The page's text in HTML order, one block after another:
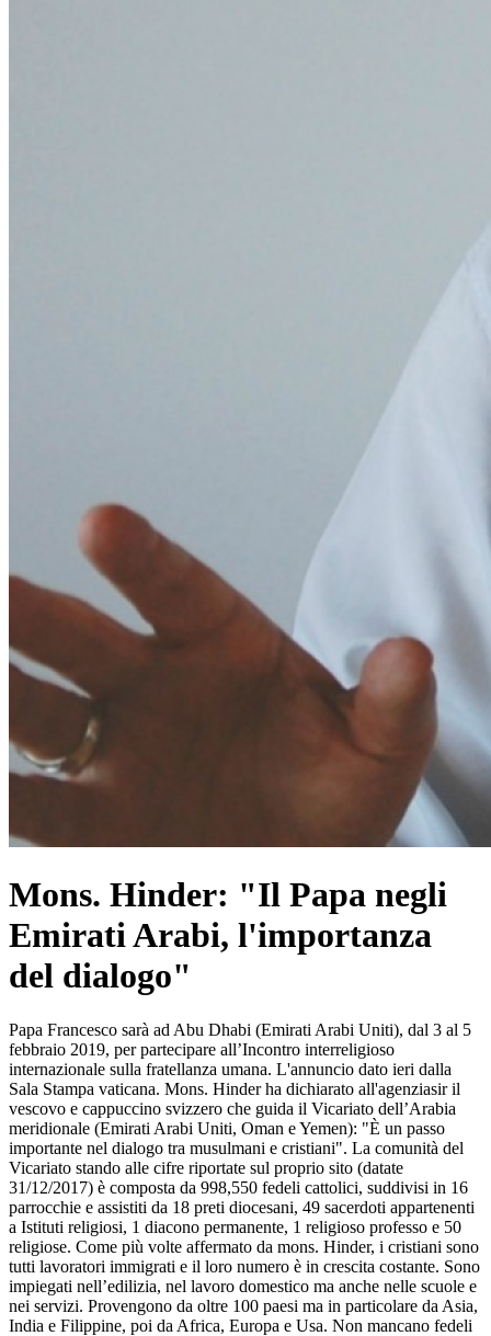
Mons. Hinder: "Il Papa negli
Emirati Arabi, l'importanza
del dialogo"
Papa Francesco sarà ad Abu Dhabi (Emirati Arabi Uniti), dal 3 al 5
febbraio 2019, per partecipare all’Incontro interreligioso
internazionale sulla fratellanza umana. L'annuncio dato ieri dalla
Sala Stampa vaticana. Mons. Hinder ha dichiarato all'agenziasir il
vescovo e cappuccino svizzero che guida il Vicariato dell’Arabia
meridionale (Emirati Arabi Uniti, Oman e Yemen): "È un passo
importante nel dialogo tra musulmani e cristiani". La comunità del
Vicariato stando alle cifre riportate sul proprio sito (datate
31/12/2017) è composta da 998,550 fedeli cattolici, suddivisi in 16
parrocchie e assistiti da 18 preti diocesani, 49 sacerdoti appartenenti
a Istituti religiosi, 1 diacono permanente, 1 religioso professo e 50
religiose. Come più volte affermato da mons. Hinder, i cristiani sono
tutti lavoratori immigrati e il loro numero è in crescita costante. Sono
impiegati nell’edilizia, nel lavoro domestico ma anche nelle scuole e
nei servizi. Provengono da oltre 100 paesi ma in particolare da Asia,
India e Filippine, poi da Africa, Europa e Usa. Non mancano fedeli